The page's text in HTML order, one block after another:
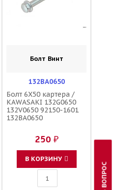
Болт Винт
132BA0650
Болт 6X50 картера /
KAWASAKI 132G0650
132V0650 92150-1601
132BA0650
250 ₽
В КОРЗИНУ